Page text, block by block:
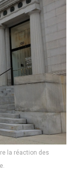
la réaction des